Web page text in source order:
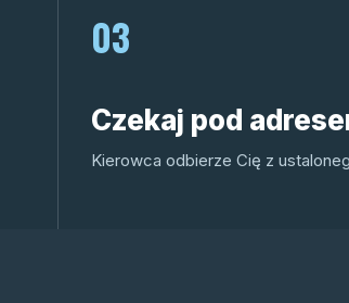
03
Czekaj pod
Kierowca odbierze Cię z